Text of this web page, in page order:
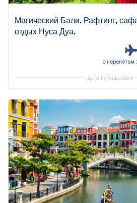
Магический Бали. Рафтинг,
отдых Нуса Дуа.
с перелётом
Дата путешествия